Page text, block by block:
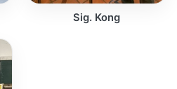
Sig. Kong